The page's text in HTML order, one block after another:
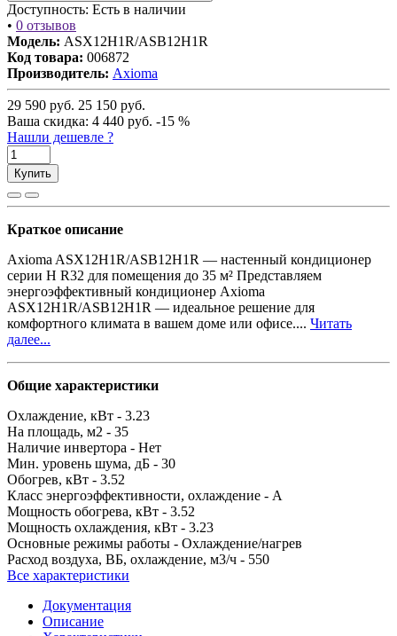
Доступность: Есть в наличии
• 0 отзывов
Модель: ASX12H1R/ASB12H1R
Код товара: 006872
Производитель: Axioma
29 590 руб. 25 150 руб.
Ваша cкидка: 4 440 руб. -15 %
Нашли дешевле ?
Купить
Краткое описание
Axioma ASX12H1R/ASB12H1R — настенный кондиционер
серии H R32 для помещения до 35 м² Представляем
энергоэффективный кондиционер Axioma
ASX12H1R/ASB12H1R — идеальное решение для
комфортного климата в вашем доме или офисе.... Читать
далее...
Общие характеристики
Охлаждение, кВт - 3.23
На площадь, м2 - 35
Наличие инвертора - Нет
Мин. уровень шума, дБ - 30
Обогрев, кВт - 3.52
Класс энергоэффективности, охлаждение - A
Мощность обогрева, кВт - 3.52
Мощность охлаждения, кВт - 3.23
Основные режимы работы - Охлаждение/нагрев
Расход воздуха, ВБ, охлаждение, м3/ч - 550
Все характеристики
Документация
Описание